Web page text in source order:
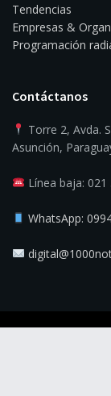
Tendencias
Empresas &
Programación
Contáctanos
Torre 2, Avda.
Asunción,
Línea baja: 021
WhatsApp: